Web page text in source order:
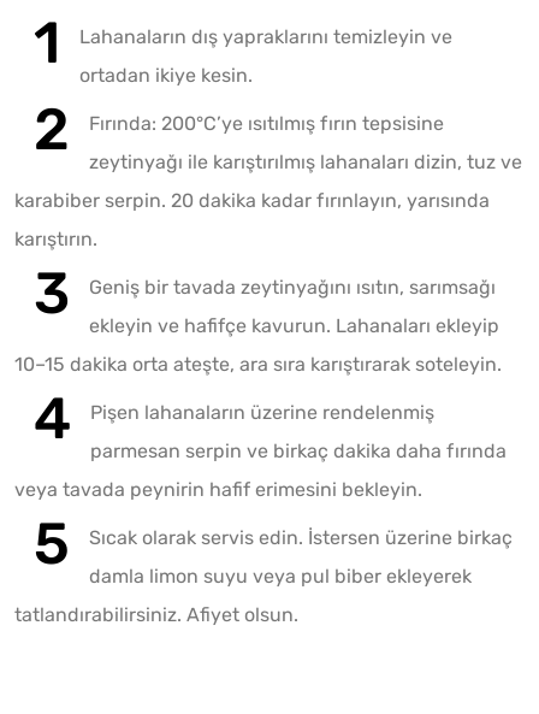
Lahanaların dış yapraklarını temizleyin ve
ortadan ikiye kesin.
Fırında: 200°C’ye ısıtılmış fırın tepsisine
zeytinyağı ile karıştırılmış lahanaları dizin, tuz ve
karabiber serpin. 20 dakika kadar fırınlayın, yarısında
karıştırın.
Geniş bir tavada zeytinyağını ısıtın, sarımsağı
ekleyin ve hafifçe kavurun. Lahanaları ekleyip
10–15 dakika orta ateşte, ara sıra karıştırarak soteleyin.
Pişen lahanaların üzerine rendelenmiş
parmesan serpin ve birkaç dakika daha fırında
veya tavada peynirin hafif erimesini bekleyin.
Sıcak olarak servis edin. İstersen üzerine birkaç
damla limon suyu veya pul biber ekleyerek
tatlandırabilirsiniz. Afiyet olsun.